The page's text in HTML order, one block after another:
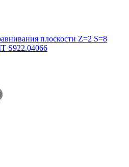
плоскости Z=2 S=8
S922.04066